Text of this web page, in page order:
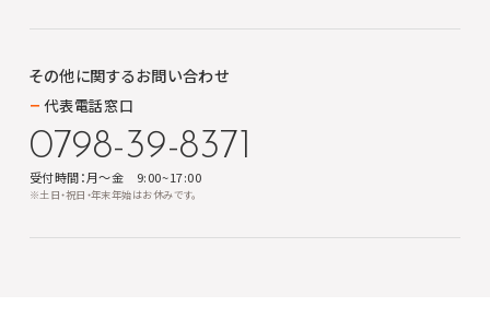
その他に関するお問い合わせ
代表電話窓口
0798-39-8371
受付時間：月～金 9:00~17:00
※土日・祝日・年末年始はお休みです。